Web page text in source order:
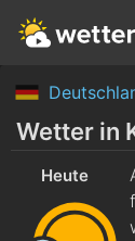
Heute
10. Aug.
Wetter in
Heute